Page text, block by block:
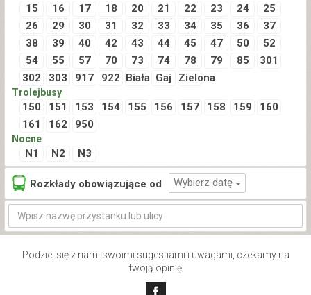
15
16 17 18 20 21 22 23 24
25
26
29 30 31 32 33 34 35 36
37
38
39 40 42 43 44 45 47 50
52
54
55 57 70 73 74 78 79 85
301
302
303 917 922 Biała Gaj Zielona
Trolejbusy
150 151 153 154 155 156 157 158 159
160
161
162 950
Nocne
N1 N2 N3
Rozkłady obowiązujące od Wybierz datę
Podziel się z nami swoimi sugestiami i uwagami, czekamy na
twoją opinię